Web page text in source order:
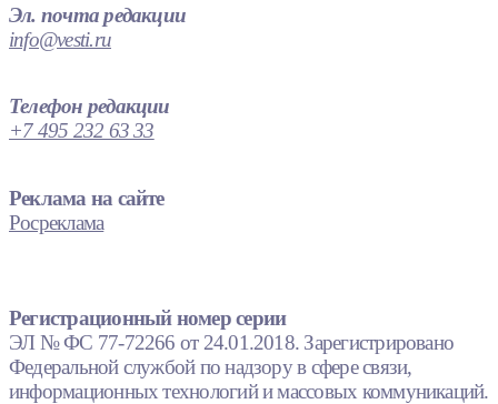
Эл. почта редакции
info@vesti.ru
Телефон редакции
+7 495 232 63 33
Реклама на сайте
Росреклама
Регистрационный номер серии
ЭЛ № ФС 77-72266 от 24.01.2018. Зарегистрировано
Федеральной службой по надзору в сфере связи,
информационных технологий и массовых коммуникаций.